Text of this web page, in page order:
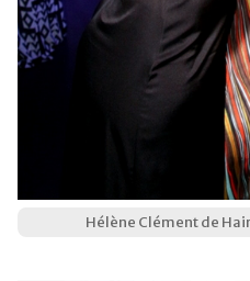
Hélène Clément de